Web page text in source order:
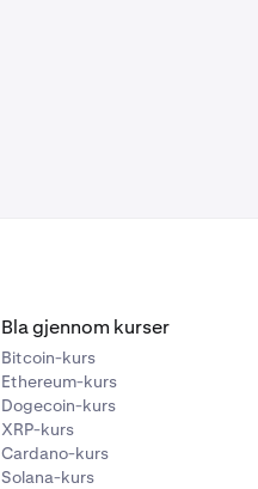
Bla gjennom kurser
Bitcoin-kurs
Ethereum-kurs
Dogecoin-kurs
XRP-kurs
Cardano-kurs
Solana-kurs